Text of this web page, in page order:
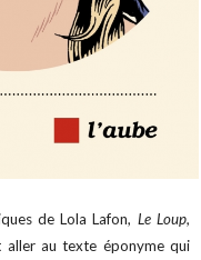
de Lola Lafon, Le Loup,
aller au texte éponyme qui